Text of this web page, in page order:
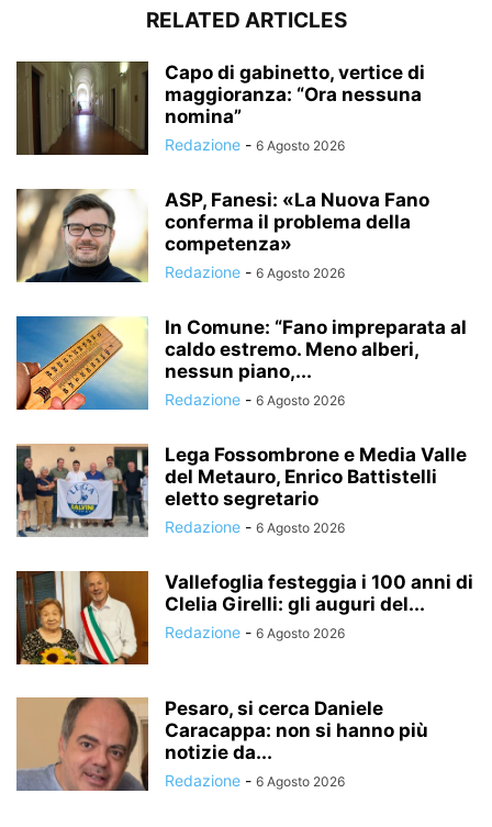
RELATED ARTICLES
Capo di gabinetto, vertice di
maggioranza: “Ora nessuna
nomina”
Redazione - 6 Agosto 2026
ASP, Fanesi: «La Nuova Fano
conferma il problema della
competenza»
Redazione - 6 Agosto 2026
In Comune: “Fano impreparata al
caldo estremo. Meno alberi,
nessun piano,...
Redazione - 6 Agosto 2026
Lega Fossombrone e Media Valle
del Metauro, Enrico Battistelli
eletto segretario
Redazione - 6 Agosto 2026
Vallefoglia festeggia i 100 anni di
Clelia Girelli: gli auguri del...
Redazione - 6 Agosto 2026
Pesaro, si cerca Daniele
Caracappa: non si hanno più
notizie da...
Redazione - 6 Agosto 2026